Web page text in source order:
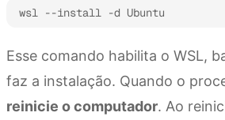
wsl --install -d Ubuntu
Esse comando habilita o WSL,
faz a instalação. Quando o
reinicie o computador. Ao